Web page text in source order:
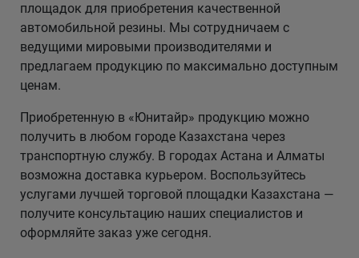
площадок для приобретения качественной
автомобильной резины. Мы сотрудничаем с
ведущими мировыми производителями и
предлагаем продукцию по максимально доступным
ценам.
Приобретенную в «Юнитайр» продукцию можно
получить в любом городе Казахстана через
транспортную службу. В городах Астана и Алматы
возможна доставка курьером. Воспользуйтесь
услугами лучшей торговой площадки Казахстана —
получите консультацию наших специалистов и
оформляйте заказ уже сегодня.